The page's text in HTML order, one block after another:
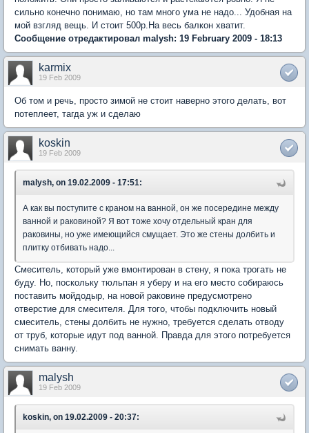
сильно конечно понимаю, но там много ума не надо... Удобная на
мой взгляд вещь. И стоит 500р.На весь балкон хватит.
Сообщение отредактировал malysh: 19 February 2009 - 18:13
karmix
19 Feb 2009
Об том и речь, просто зимой не стоит наверно этого делать, вот
потеплеет, тагда уж и сделаю
koskin
19 Feb 2009
malysh, on 19.02.2009 - 17:51:
А как вы поступите с краном на ванной, он же посередине между
ванной и раковиной? Я вот тоже хочу отдельный кран для
раковины, но уже имеющийся смущает. Это же стены долбить и
плитку отбивать надо...
Смеситель, который уже вмонтирован в стену, я пока трогать не
буду. Но, поскольку тюльпан я уберу и на его место собираюсь
поставить мойдодыр, на новой раковине предусмотрено
отверстие для смесителя. Для того, чтобы подключить новый
смеситель, стены долбить не нужно, требуется сделать отводу
от труб, которые идут под ванной. Правда для этого потребуется
снимать ванну.
malysh
19 Feb 2009
koskin, on 19.02.2009 - 20:37: